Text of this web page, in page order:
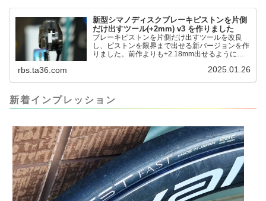
るのかというと、出ているピス...
新型シマノディスクブレーキピストンを片側
だけ出すツール(+2mm) v3 を作りました
ブレーキピストンを片側だけ出すツールを改良
し、ピストンを限界まで出せる新バージョンを作
りました。前作よりも+2.18mm出せるようにな
って、オイル漏れするまで試しました。最も安全
ましたが、ギリギリまで攻めてますのでピストン
内部の汚れをさらに掃除できると思います。前作
rbs.ta36.com 2025.01.26
新着インプレッション